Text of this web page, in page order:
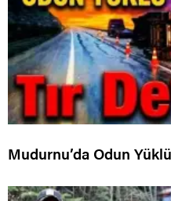
Mudurnu’da Odun